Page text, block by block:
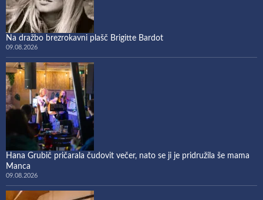
Na dražbo brezrokavni plašč Brigitte Bardot
09.08.2026
Hana Grubič pričarala čudovit večer, nato se ji je pridružila še mama
Manca
09.08.2026